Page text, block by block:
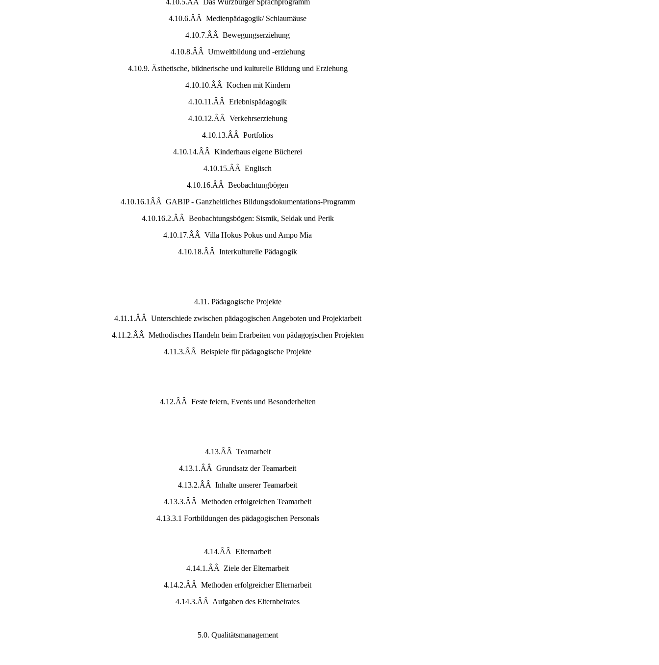
4.10.6.ÂÂ Medienpädagogik/ Schlaumäuse
4.10.7.ÂÂ Bewegungserziehung
4.10.8.ÂÂ Umweltbildung und -erziehung
4.10.9. Ästhetische, bildnerische und kulturelle Bildung und Erziehung
4.10.10.ÂÂ Kochen mit Kindern
4.10.11.ÂÂ Erlebnispädagogik
4.10.12.ÂÂ Verkehrserziehung
4.10.13.ÂÂ Portfolios
4.10.14.ÂÂ Kinderhaus eigene Bücherei
4.10.15.ÂÂ Englisch
4.10.16.ÂÂ Beobachtungbögen
4.10.16.1ÂÂ GABIP - Ganzheitliches Bildungsdokumentations-Programm
4.10.16.2.ÂÂ Beobachtungsbögen: Sismik, Seldak und Perik
4.10.17.ÂÂ Villa Hokus Pokus und Ampo Mia
4.10.18.ÂÂ Interkulturelle Pädagogik
4.11. Pädagogische Projekte
4.11.1.ÂÂ Unterschiede zwischen pädagogischen Angeboten und Projektarbeit
4.11.2.ÂÂ Methodisches Handeln beim Erarbeiten von pädagogischen Projekten
4.11.3.ÂÂ Beispiele für pädagogische Projekte
4.12.ÂÂ Feste feiern, Events und Besonderheiten
4.13.ÂÂ Teamarbeit
4.13.1.ÂÂ Grundsatz der Teamarbeit
4.13.2.ÂÂ Inhalte unserer Teamarbeit
4.13.3.ÂÂ Methoden erfolgreichen Teamarbeit
4.13.3.1 Fortbildungen des pädagogischen Personals
4.14.ÂÂ Elternarbeit
4.14.1.ÂÂ Ziele der Elternarbeit
4.14.2.ÂÂ Methoden erfolgreicher Elternarbeit
4.14.3.ÂÂ Aufgaben des Elternbeirates
5.0. Qualitätsmanagement